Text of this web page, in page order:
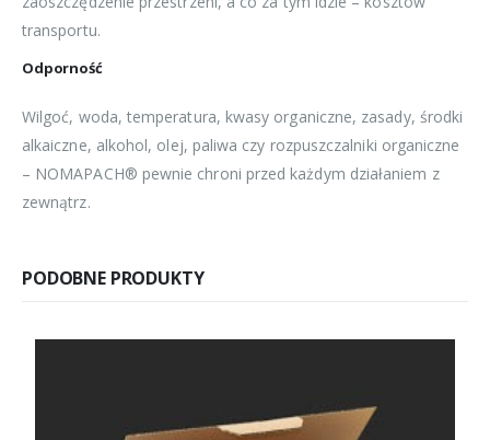
transportu.
Odporność
Wilgoć, woda, temperatura, kwasy organiczne, zasady, środki
alkaiczne, alkohol, olej, paliwa czy rozpuszczalniki organiczne
– NOMAPACH® pewnie chroni przed każdym działaniem z
zewnątrz.
PODOBNE PRODUKTY